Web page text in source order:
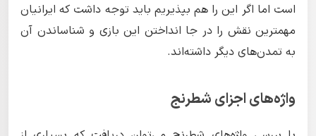
است اما اگر این را هم بپذیریم باید توجه داشت که ایرانیان
مهمترین نقش را در جا انداختن این بازی و شناساندن آن
به تمدن‌های دیگر داشته‌اند.
واژه‌های اجزای شطرنج